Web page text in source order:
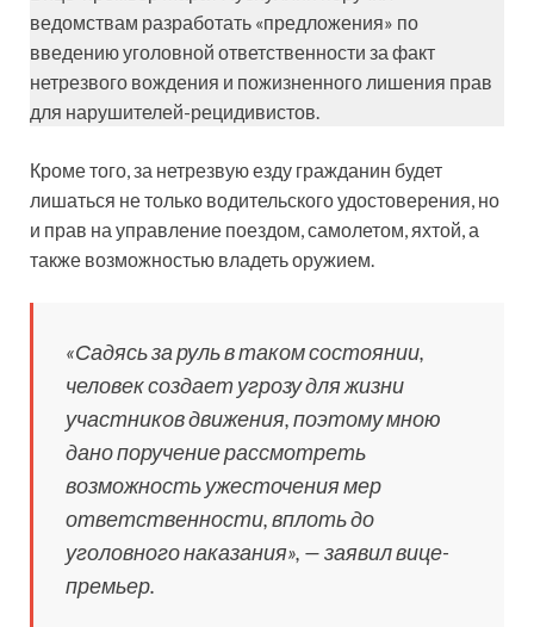
ведомствам разработать «предложения» по
введению уголовной ответственности за факт
нетрезвого вождения и пожизненного лишения прав
для нарушителей-рецидивистов.
Кроме того, за нетрезвую езду гражданин будет
лишаться не только водительского удостоверения, но
и прав на управление поездом, самолетом, яхтой, а
также возможностью владеть оружием.
«Садясь за руль в таком состоянии,
человек создает угрозу для жизни
участников движения, поэтому мною
дано поручение рассмотреть
возможность ужесточения мер
ответственности, вплоть до
уголовного наказания», — заявил вице-
премьер.